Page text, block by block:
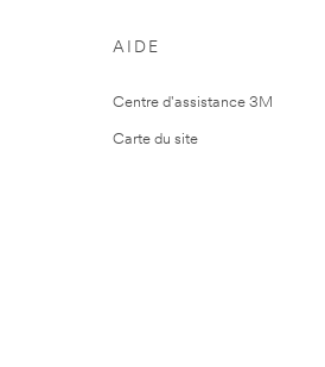
AIDE
Centre d'assistance 3M
Carte du site